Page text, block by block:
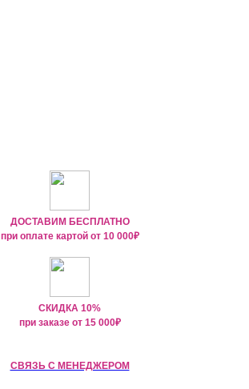
ДОСТАВИМ БЕСПЛАТНО
при оплате картой от 10 000₽
СКИДКА 10%
при заказе от 15 000₽
СВЯЗЬ С МЕНЕДЖЕРОМ